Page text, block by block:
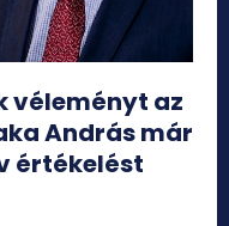
véleményt az
András már
értékelést